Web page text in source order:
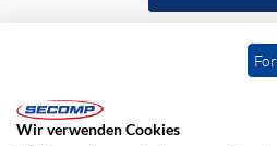
Wir verwenden Cookies